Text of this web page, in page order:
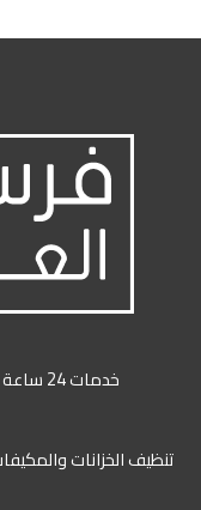
خدمات 24 ساعة افضل خدمات نقل العفش والتنظيف
تنظيف الخزانات